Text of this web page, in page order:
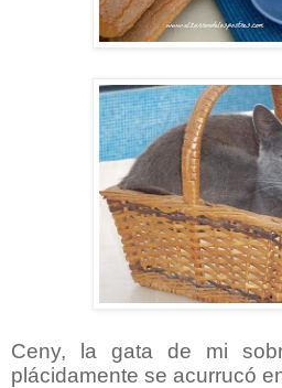
Ceny, la gata de mi
plácidamente se acurrucó